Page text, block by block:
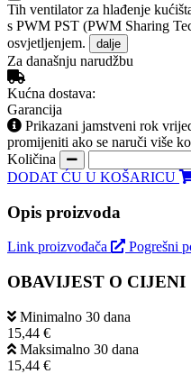
Tih ventilator za hlađenje
s PWM PST (PWM Sharing
osvjetljenjem.
dalje
Za današnju narudžbu
Kućna dostava:
Garancija
Prikazani jamstveni rok
promijeniti ako se naruči više
Količina
DODAT ĆU U KOŠARICU
Opis proizvoda
Link proizvođača Pogrešni
OBAVIJEST O CIJENI
Minimalno 30 dana
15,44 €
Maksimalno 30 dana
15,44 €